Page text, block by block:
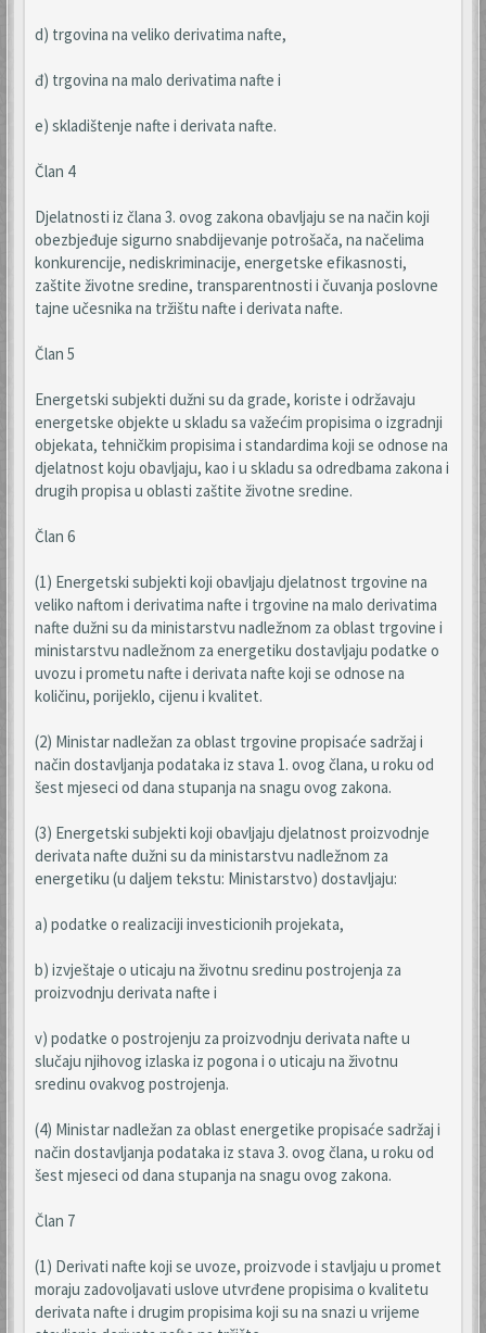
d) trgovina na veliko derivatima nafte,
đ) trgovina na malo derivatima nafte i
e) skladištenje nafte i derivata nafte.
Član 4
Djelatnosti iz člana 3. ovog zakona obavljaju se na način koji
obezbjeđuje sigurno snabdijevanje potrošača, na načelima
konkurencije, nediskriminacije, energetske efikasnosti,
zaštite životne sredine, transparentnosti i čuvanja poslovne
tajne učesnika na tržištu nafte i derivata nafte.
Član 5
Energetski subjekti dužni su da grade, koriste i održavaju
energetske objekte u skladu sa važećim propisima o izgradnji
objekata, tehničkim propisima i standardima koji se odnose na
djelatnost koju obavljaju, kao i u skladu sa odredbama zakona i
drugih propisa u oblasti zaštite životne sredine.
Član 6
(1) Energetski subjekti koji obavljaju djelatnost trgovine na
veliko naftom i derivatima nafte i trgovine na malo derivatima
nafte dužni su da ministarstvu nadležnom za oblast trgovine i
ministarstvu nadležnom za energetiku dostavljaju podatke o
uvozu i prometu nafte i derivata nafte koji se odnose na
količinu, porijeklo, cijenu i kvalitet.
(2) Ministar nadležan za oblast trgovine propisaće sadržaj i
način dostavljanja podataka iz stava 1. ovog člana, u roku od
šest mjeseci od dana stupanja na snagu ovog zakona.
(3) Energetski subjekti koji obavljaju djelatnost proizvodnje
derivata nafte dužni su da ministarstvu nadležnom za
energetiku (u daljem tekstu: Ministarstvo) dostavljaju:
a) podatke o realizaciji investicionih projekata,
b) izvještaje o uticaju na životnu sredinu postrojenja za
proizvodnju derivata nafte i
v) podatke o postrojenju za proizvodnju derivata nafte u
slučaju njihovog izlaska iz pogona i o uticaju na životnu
sredinu ovakvog postrojenja.
(4) Ministar nadležan za oblast energetike propisaće sadržaj i
način dostavljanja podataka iz stava 3. ovog člana, u roku od
šest mjeseci od dana stupanja na snagu ovog zakona.
Član 7
(1) Derivati nafte koji se uvoze, proizvode i stavljaju u promet
moraju zadovoljavati uslove utvrđene propisima o kvalitetu
derivata nafte i drugim propisima koji su na snazi u vrijeme